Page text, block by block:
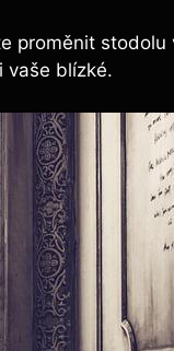
proměnit
vaše blízké.